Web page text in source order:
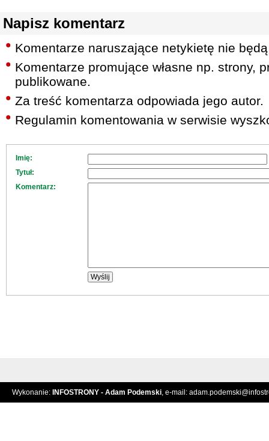
Napisz komentarz
Komentarze naruszające netykietę nie
Komentarze promujące własne np. strony,
publikowane.
Za treść komentarza odpowiada jego autor.
Regulamin komentowania w serwisie
Imię:
Tytuł:
Komentarz:
Wykonanie: INFOSTRONY - Adam Podemski, e-mail: